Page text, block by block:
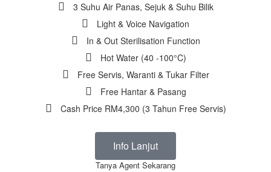
3 Suhu Air Panas, Sejuk & Suhu Bilik
Light & Voice Navigation
In & Out Sterilisation Function
Hot Water (40 -100°C)
Free Servis, Waranti & Tukar Filter
Free Hantar & Pasang
Cash Price RM4,300 (3 Tahun Free Servis)
Info Lanjut
Tanya Agent Sekarang